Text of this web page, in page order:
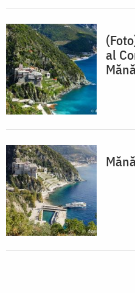
al